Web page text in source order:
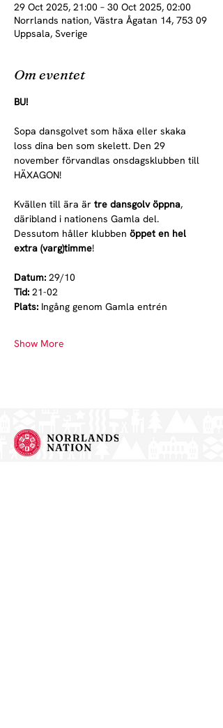
29 Oct 2025, 21:00 – 30 Oct 2025, 02:00
Norrlands nation, Västra Ågatan 14, 753 09
Uppsala, Sverige
Om eventet
BU!
Sopa dansgolvet som häxa eller skaka
loss dina ben som skelett. Den 29
november förvandlas onsdagsklubben till
HÄXAGON!
Kvällen till ära är tre dansgolv öppna,
däribland i nationens Gamla del.
Dessutom håller klubben öppet en hel
extra (varg)timme!
Datum: 29/10
Tid: 21-02
Plats: Ingång genom Gamla entrén
Show More